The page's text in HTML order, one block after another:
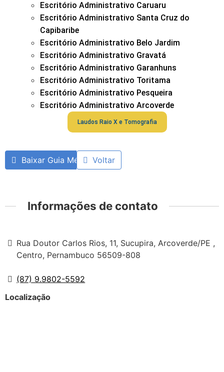
Escritório Administrativo Caruaru
Escritório Administrativo Santa Cruz do
Capibaribe
Escritório Administrativo Belo Jardim
Escritório Administrativo Gravatá
Escritório Administrativo Garanhuns
Escritório Administrativo Toritama
Escritório Administrativo Pesqueira
Escritório Administrativo Arcoverde
Laudos Raio X e Tomografia
Baixar Guia MédicoVoltar
Informações de contato
Rua Doutor Carlos Rios, 11, Sucupira, Arcoverde/PE ,
Centro, Pernambuco 56509-808
(87) 9.9802-5592
Localização